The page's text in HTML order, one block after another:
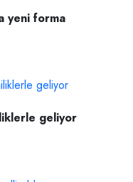
yeni forma
geliyor